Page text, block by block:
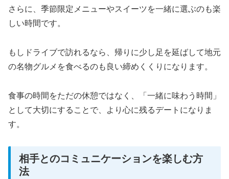
さらに、季節限定メニューやスイーツを一緒に選ぶのも楽
しい時間です。
もしドライブで訪れるなら、帰りに少し足を延ばして地元
の名物グルメを食べるのも良い締めくくりになります。
食事の時間をただの休憩ではなく、「一緒に味わう時間」
として大切にすることで、より心に残るデートになりま
す。
相手とのコミュニケーションを楽しむ方
法